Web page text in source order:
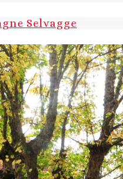
Selvagge